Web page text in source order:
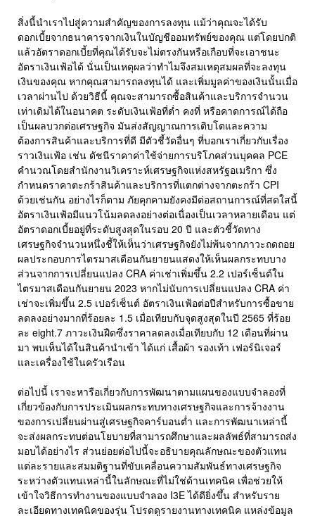
สิ่งนี้นำเราไปสู่ความสำคัญของการลงทุน แม้ว่าคุณจะได้รับ
ดอกเบี้ยจากธนาคารจากเงินในบัญชีออมทรัพย์ของคุณ แต่โดยปกติ
แล้วอัตราดอกเบี้ยที่คุณได้รับจะไม่ตรงกันหรือเกือบที่จะเอาชนะ
อัตราเงินเฟ้อได้ นั่นเป็นเหตุผลว่าทำไมจึงสมเหตุสมผลที่จะลงทุน
เงินของคุณ หากคุณสามารถลงทุนได้ และเพิ่มมูลค่าของเงินนั้นเมื่อ
เวลาผ่านไป ด้วยวิธีนี้ คุณจะสามารถซื้อสินค้าและบริการจำนวน
เท่าเดิมได้ในอนาคต ระดับเงินเฟ้อที่ต่ำ คงที่ หรือคาดการณ์ได้ถือ
เป็นผลบวกต่อเศรษฐกิจ มันส่งสัญญาณการเติบโตและความ
ต้องการสินค้าและบริการที่ดี มีตัวชี้วัดอื่นๆ ที่บอกเราเกี่ยวกับเรื่อง
ราวเงินเฟ้อ เช่น ดัชนีราคาค่าใช้จ่ายการบริโภคส่วนบุคคล PCE
คำนวณโดยสำนักงานวิเคราะห์เศรษฐกิจแห่งสหรัฐอเมริกา ซึ่ง
กำหนดราคาตะกร้าสินค้าและบริการที่แตกต่างจากตะกร้า CPI
ด้วยเช่นกัน อย่างไรก็ตาม ภัยคุกคามยังคงมีต่อสถานการณ์ที่สดใสนี้
อัตราเงินเฟ้อมีแนวโน้มลดลงอย่างต่อเนื่องเป็นเวลาหลายเดือน แต่
อัตราดอกเบี้ยอยู่ที่ระดับสูงสุดในรอบ 20 ปี และตัวชี้วัดทาง
เศรษฐกิจจำนวนหนึ่งชี้ให้เห็นว่าเศรษฐกิจยังไม่พ้นจากภาวะถดถอย
ผลประกอบการไตรมาสเดือนกันยายนแสดงให้เห็นผลกระทบบาง
ส่วนจากการเปลี่ยนแปลง CRA ค่าเช่าเพิ่มขึ้น 2.2 เปอร์เซ็นต์ใน
ไตรมาสเดือนกันยายน 2023 หากไม่นับการเปลี่ยนแปลง CRA ค่า
เช่าจะเพิ่มขึ้น 2.5 เปอร์เซ็นต์ อัตราเงินเฟ้อต่อปีสำหรับการซื้อขาย
ลดลงอย่างมากที่ร้อยละ 1.5 เมื่อเทียบกับจุดสูงสุดในปี 2565 ที่ร้อย
ละ eight.7 ภาวะเงินฝืดซึ่งราคาลดลงเมื่อเทียบกับ 12 เดือนที่ผ่าน
มา พบเห็นได้ในสินค้านำเข้า ได้แก่ เสื้อผ้า รองเท้า เฟอร์นิเจอร์
และเครื่องใช้ในครัวเรือน
ต่อไปนี้ เราจะหารือเกี่ยวกับการพัฒนาตามแผนของแบบจำลองที่
เกี่ยวข้องกับการประเมินผลกระทบทางเศรษฐกิจและการจ้างงาน
ของการเปลี่ยนผ่านสู่เศรษฐกิจคาร์บอนต่ำ และการพัฒนาเหล่านี้
จะส่งผลกระทบต่อนโยบายที่สามารถศึกษาและผลลัพธ์ที่สามารถส่ง
มอบได้อย่างไร ส่วนย่อยต่อไปนี้จะอธิบายคุณลักษณะของตัวแทน
แต่ละรายและสมมติฐานที่ขับเคลื่อนความสัมพันธ์ทางเศรษฐกิจ
ระหว่างตัวแทนเหล่านี้ในลักษณะที่ไม่ใช่ด้านเทคนิค เพื่อช่วยให้
เข้าใจวิธีการทำงานของแบบจำลอง I3E ได้ดียิ่งขึ้น สำหรับราย
ละเอียดทางเทคนิคของรุ่น โปรดดูรายงานทางเทคนิค แหล่งข้อมูล